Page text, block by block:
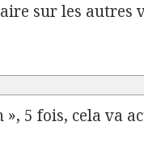
sur les autres
5 fois, cela va